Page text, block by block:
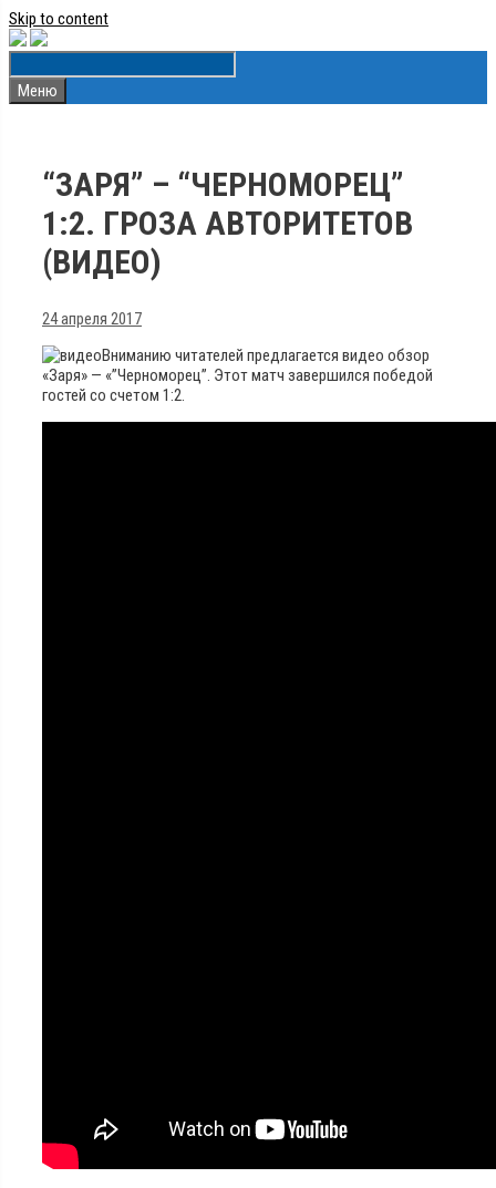
Skip to content
Меню
“ЗАРЯ” – “ЧЕРНОМОРЕЦ”
1:2. ГРОЗА АВТОРИТЕТОВ
(ВИДЕО)
24 апреля 2017
Вниманию читателей предлагается видео обзор
«Заря» — «”Черноморец”. Этот матч завершился победой
гостей со счетом 1:2.